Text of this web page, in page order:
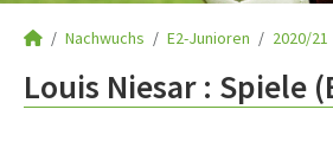
Nachwuchs E2-Junioren 2020/21
Louis Niesar : Spiele